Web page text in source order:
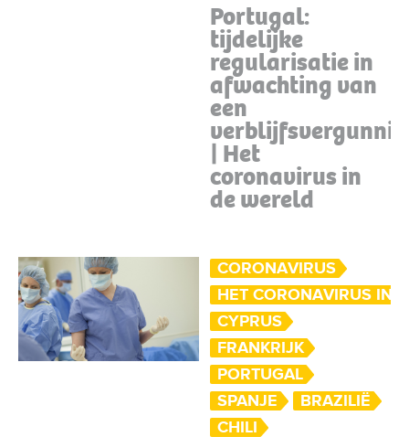
Portugal:
tijdelijke
regularisatie in
afwachting van
een
| Het
coronavirus in
de wereld
CORONAVIRUS
HET CORONAVIRUS IN
CYPRUS
FRANKRIJK
PORTUGAL
SPANJE
BRAZILIË
CHILI